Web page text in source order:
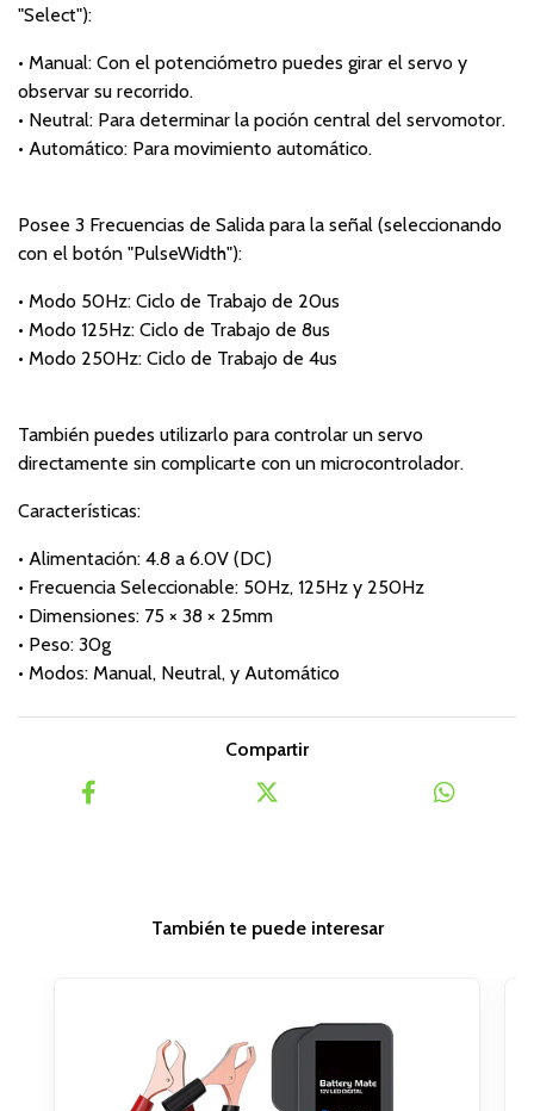
"Select"):
• Manual: Con el potenciómetro puedes girar el servo y
observar su recorrido.
• Neutral: Para determinar la poción central del servomotor.
• Automático: Para movimiento automático.
Posee 3 Frecuencias de Salida para la señal (seleccionando
con el botón "PulseWidth"):
• Modo 50Hz: Ciclo de Trabajo de 20us
• Modo 125Hz: Ciclo de Trabajo de 8us
• Modo 250Hz: Ciclo de Trabajo de 4us
También puedes utilizarlo para controlar un servo
directamente sin complicarte con un microcontrolador.
Características:
• Alimentación: 4.8 a 6.0V (DC)
• Frecuencia Seleccionable: 50Hz, 125Hz y 250Hz
• Dimensiones: 75 × 38 × 25mm
• Peso: 30g
• Modos: Manual, Neutral, y Automático
Compartir
También te puede interesar